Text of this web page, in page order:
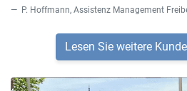
P. Hoffmann, Assistenz Management
Lesen Sie weitere